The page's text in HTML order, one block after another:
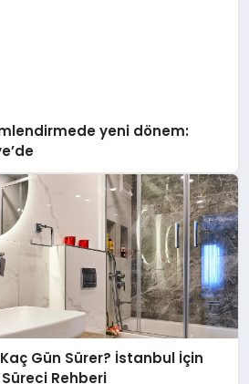
yeni dönem:
Gün Sürer? İstanbul İçin
Rehberi